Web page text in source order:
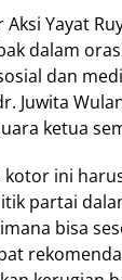
Yayat
dalam
dan
Juwita
ketua
kotor ini
partai
bisa